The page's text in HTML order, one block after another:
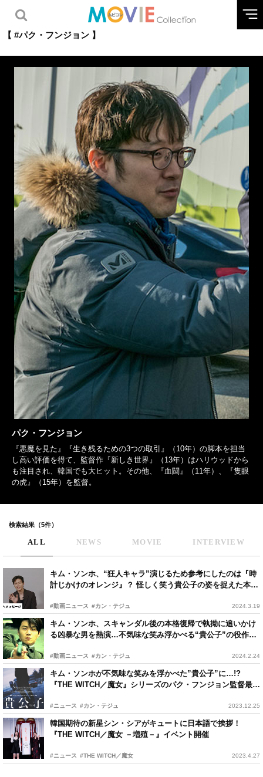
【 #パク・フンジョン 】
パク・フンジョン
『悪魔を見た』『生き残るための3つの取引』（10年）の脚本を担当
し高い評価を得て、監督作『新しき世界』（13年）はハリウッドから
も注目され、韓国でも大ヒット。その他、『血闘』（11年）、『隻眼
の虎』（15年）を監督。
検索結果（5件）
ALL NEWS MOVIE INTERVIEW
キム・ソンホ、“狂人キャラ”演じるため参考にしたのは『時
計じかけのオレンジ』？ 怪しく笑う貴公子の姿を捉えた本編
#動画ニュース #カン・テジュ 2024.3.19
キム・ソンホ、スキャンダル後の本格復帰で執拗に追いかけ
る凶暴な男を熱演…不気味な笑み浮かべる“貴公子”の役作り
#動画ニュース #カン・テジュ 2024.2.24
キム・ソンホが不気味な笑みを浮かべた”貴公子”に…!?
『THE WITCH／魔女』シリーズのパク・フンジョン監督最新
#ニュース #カン・テジュ 2023.12.25
韓国期待の新星シン・シアがキュートに日本語で挨拶！
『THE WITCH／魔女 －増殖－』イベント開催
#ニュース #THE WITCH／魔女 2023.4.27